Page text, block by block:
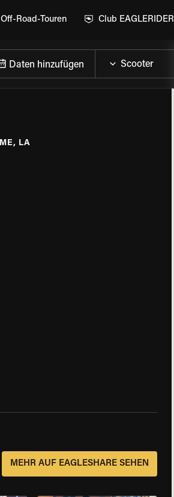
Off-Road-Touren Club EAGLERIDER
Daten hinzufügen
LA
MEHR AUF EAGLESHARE SEHEN